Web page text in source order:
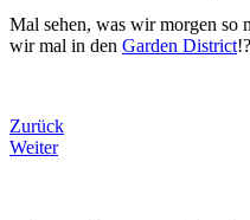
Mal sehen, was wir morgen so
wir mal in den Garden District!?
Zurück
Weiter